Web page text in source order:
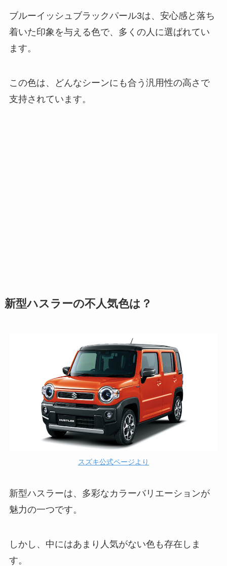
ブルーイッシュブラックパール3は、安心感と落ち
着いた印象を与える色で、多くの人に選ばれてい
ます。
この色は、どんなシーンにも合う汎用性の高さで
支持されています。
新型ハスラーの不人気色は？
スズキ公式ページより
新型ハスラーは、多彩なカラーバリエーションが
魅力の一つです。
しかし、中にはあまり人気がない色も存在しま
す。